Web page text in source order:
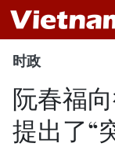
时政
阮春福
提出了“